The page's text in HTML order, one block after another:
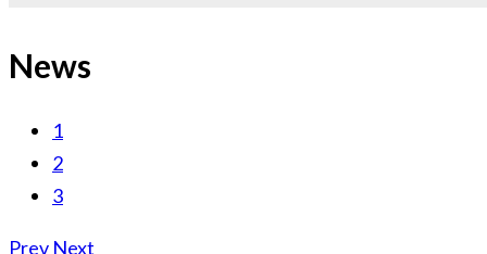
News
1
2
3
Prev Next